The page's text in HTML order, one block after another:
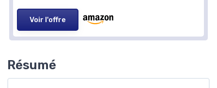
Voir l'offre
Résumé